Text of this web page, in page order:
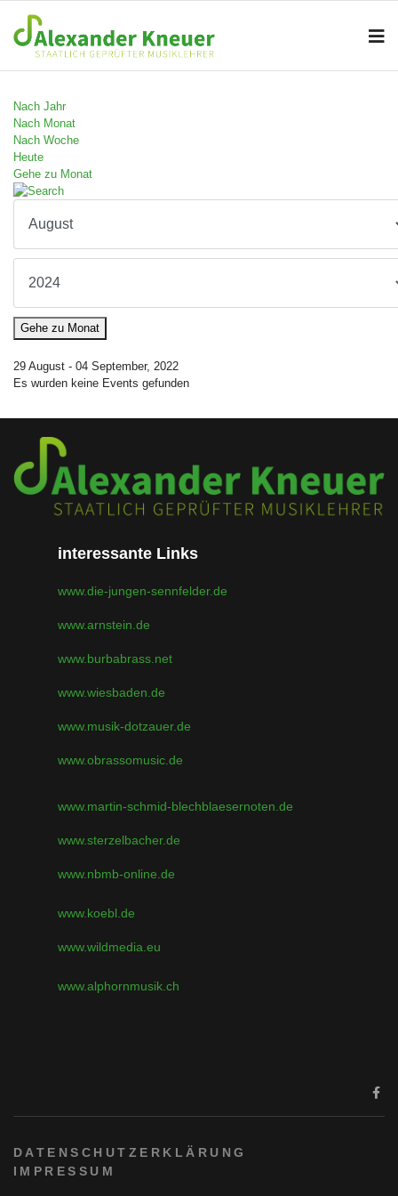
Nach Jahr
Nach Monat
Nach Woche
Heute
Gehe zu Monat
Gehe zu Monat
29 August - 04 September, 2022
Es wurden keine Events gefunden
interessante Links
www.die-jungen-sennfelder.de
www.arnstein.de
www.burbabrass.net
www.wiesbaden.de
www.musik-dotzauer.de
www.obrassomusic.de
www.martin-schmid-blechblaesernoten.de
www.sterzelbacher.de
www.nbmb-online.de
www.koebl.de
www.wildmedia.eu
www.alphornmusik.ch
DATENSCHUTZERKLÄRUNG
IMPRESSUM